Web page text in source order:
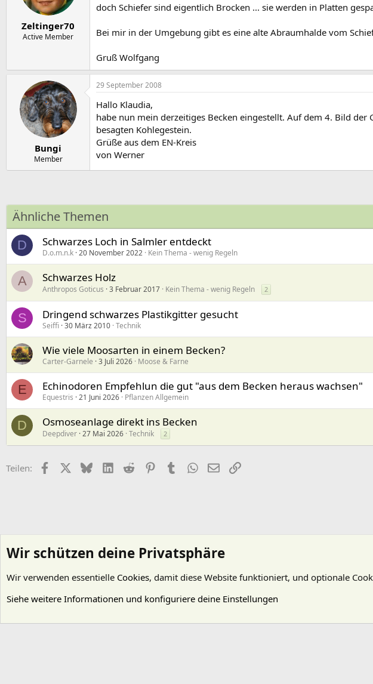
Zeltinger70
Active Member
doch Schiefer sind eigentlich Brocken ... sie werden in Platten
Bei mir in der Umgebung gibt es eine alte Abraumhalde vom
Gruß Wolfgang
Bungi
Member
29 September 2008
Hallo Klaudia,
habe nun mein derzeitiges Becken eingestellt. Auf dem 4. Bild
besagten Kohlegestein.
Grüße aus dem EN-Kreis
von Werner
Ähnliche Themen
D Schwarzes Loch in Salmler entdeckt
D.o.m.n.k 20 November 2022 Kein Thema - wenig Regeln
A Schwarzes Holz
Anthropos Goticus 3 Februar 2017 Kein Thema - wenig Regeln 2
S Dringend schwarzes Plastikgitter gesucht
Seiffi 30 März 2010 Technik
Wie viele Moosarten in einem Becken?
Carter-Garnele 3 Juli 2026 Moose & Farne
E Echinodoren Empfehlun die gut "aus dem Becken heraus wachsen"
Equestris 21 Juni 2026 Pflanzen Allgemein
D Osmoseanlage direkt ins Becken
Deepdiver 27 Mai 2026 Technik 2
Teilen: FacebookX (Twitter)
BlueskyLinkedIn
Reddit PinterestTumblrWhatsApp
E-MailLink
Aquascaping - "Aquariengestaltung"
Wir schützen deine Privatsphäre
Wir verwenden essentielle Cookies, damit diese Website funktioniert, und optionale
Siehe weitere Informationen und konfiguriere deine Einstellungen